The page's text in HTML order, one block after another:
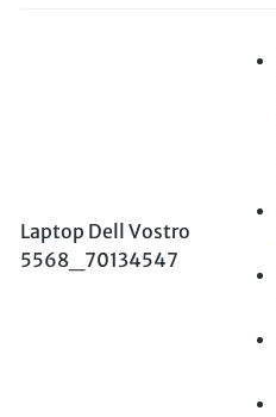
Laptop Dell Vostro
5568_70134547